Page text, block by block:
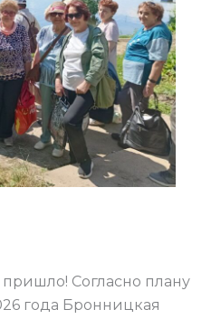
Согласно плану
года Бронницкая